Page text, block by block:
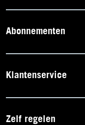
Abonnementen
Klantenservice
Zelf regelen